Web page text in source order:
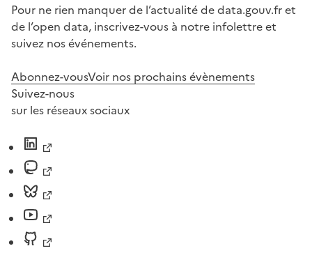
Pour ne rien manquer de l’actualité de data.gouv.fr et
de l’open data, inscrivez-vous à notre infolettre et
suivez nos événements.
Abonnez-vousVoir nos prochains évènements
Suivez-nous
sur les réseaux sociaux